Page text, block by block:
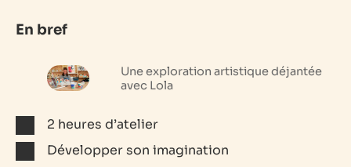
En bref
Une exploration artistique déjantée
avec Lola
2 heures d’atelier
Développer son imagination